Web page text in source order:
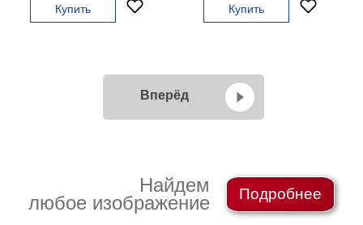
Купить Купить
Вперёд
Найдем
любое изображение
Подробнее